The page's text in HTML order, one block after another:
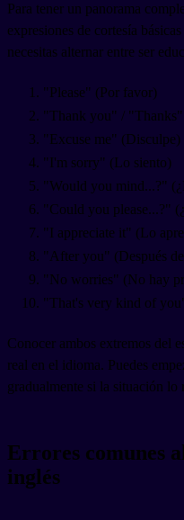
Para tener un panorama
expresiones de cortesía
necesitas alternar entre ser
"Please" (Por favor)
"Thank you" / "Thanks"
"Excuse me" (Disculpe)
"I'm sorry" (Lo siento)
"Would you mind...?"
"Could you please...?"
"I appreciate it" (Lo
"After you" (Después
"No worries" (No hay
"That's very kind of
Conocer ambos extremos del
real en el idioma. Puedes
gradualmente si la situación lo
Errores comunes
inglés